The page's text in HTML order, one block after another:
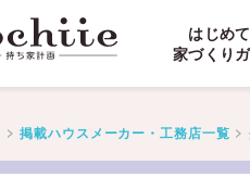
はじめ
家づくり
掲載ハウスメーカー・工務店一覧